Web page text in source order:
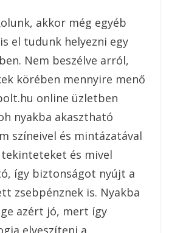
akkor még egyéb
el tudunk helyezni egy
Nem beszélve arról,
körében mennyire menő
online üzletben
nyakba akasztható
színeivel és mintázatával
és mivel
így biztonságot nyújt a
zsebpénznek is. Nyakba
azért jó, mert így
elveszíteni a